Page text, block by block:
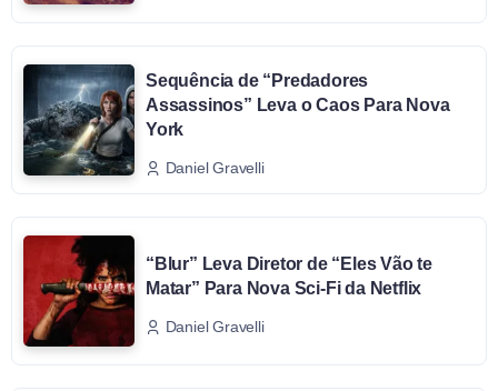
Sequência de “Predadores
Assassinos” Leva o Caos Para Nova
York
Daniel Gravelli
“Blur” Leva Diretor de “Eles Vão te
Matar” Para Nova Sci-Fi da Netflix
Daniel Gravelli